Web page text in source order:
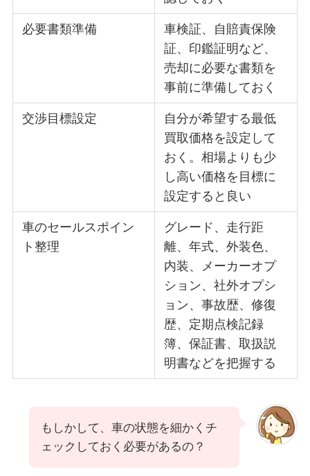
必要書類準備
車検証、自賠責保険
証、印鑑証明など、
売却に必要な書類を
事前に準備しておく
交渉目標設定
自分が希望する最低
買取価格を設定して
おく。相場よりも少
し高い価格を目標に
設定すると良い
車のセールスポイン
ト整理
グレード、走行距
離、年式、外装色、
内装、メーカーオプ
ション、社外オプシ
ョン、事故歴、修復
歴、定期点検記録
簿、保証書、取扱説
明書などを把握する
もしかして、車の状態を細かくチ
ェックしておく必要があるの？